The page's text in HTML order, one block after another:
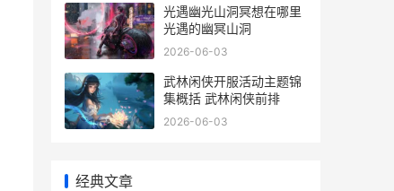
光遇幽光山洞冥想在哪里
光遇的幽冥山洞
2026-06-03
武林闲侠开服活动主题锦
集概括 武林闲侠前排
2026-06-03
经典文章